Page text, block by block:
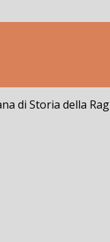
di Storia della